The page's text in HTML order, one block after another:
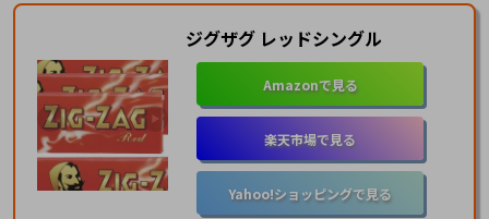
ジグザグ レッドシングル
Amazonで見る
楽天市場で見る
Yahoo!ショッピングで見る